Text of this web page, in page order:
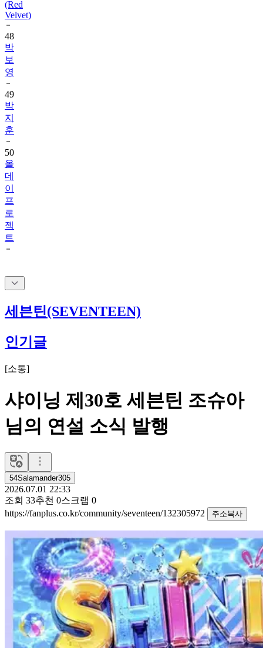
48
박
보
영
49
박
지
훈
50
올
데
이
프
로
젝
트
세븐틴(SEVENTEEN)
인기글
[소통]
샤이닝 제30호 세븐틴 조슈아
님의 연설 소식 발행
54Salamander305
2026.07.01 22:33
조회 33추천 0스크랩 0
https://fanplus.co.kr/community/seventeen/132305972
주소복사